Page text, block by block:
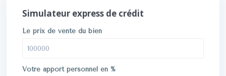
Simulateur express de crédit
Le prix de vente du bien
Votre apport personnel en %